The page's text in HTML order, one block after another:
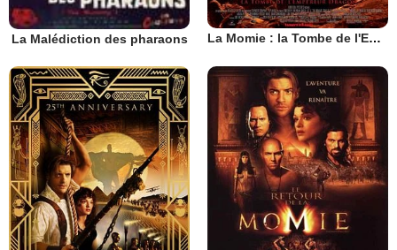
La Malédiction des pharaons La Momie : la Tombe de l'Empereur Dragon